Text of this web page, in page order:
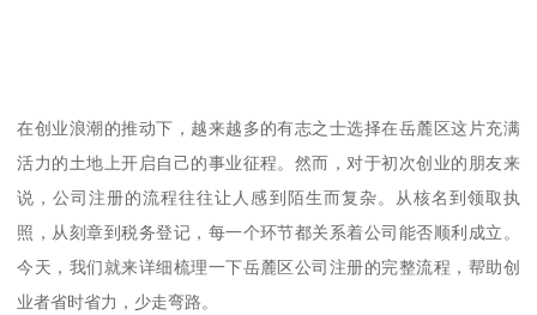
在创业浪潮的推动下，越来越多的有志之士选择在岳麓区这片充满
活力的土地上开启自己的事业征程。然而，对于初次创业的朋友来
说，公司注册的流程往往让人感到陌生而复杂。从核名到领取执
照，从刻章到税务登记，每一个环节都关系着公司能否顺利成立。
今天，我们就来详细梳理一下岳麓区公司注册的完整流程，帮助创
业者省时省力，少走弯路。